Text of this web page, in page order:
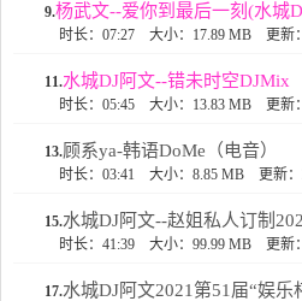
9.杨武文--爱你到最后一刻(水城
时长：07:27 大小：17.89 MB 更新
11.水城DJ阿文--错未时空DJMix
时长：05:45 大小：13.83 MB 更新
13.顾系ya-韩语DoMe（电音）
时长：03:41 大小：8.85 MB 更新
15.水城DJ阿文--赵姐私人订制
时长：41:39 大小：99.99 MB 更新
17.水城DJ阿文2021第51届“娱乐